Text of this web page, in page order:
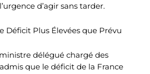
d’agir sans tarder.
Déficit Plus Élevées que Prévu
délégué chargé des
que le déficit de la France